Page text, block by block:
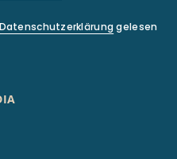
Datenschutzerklärung gelesen